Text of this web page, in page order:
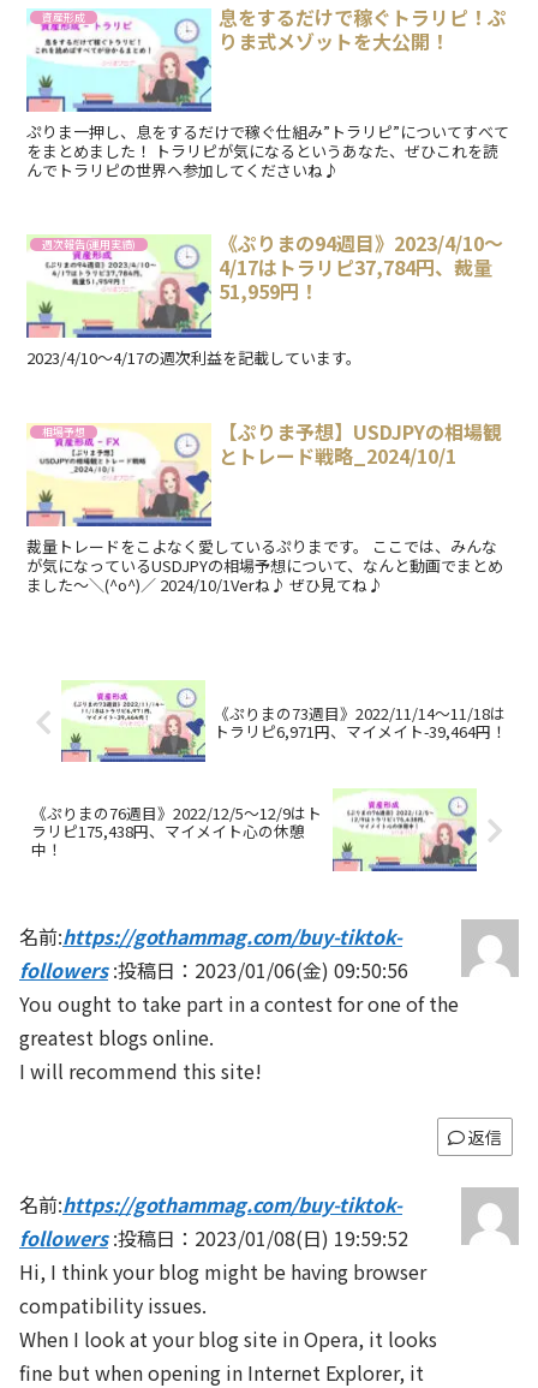
資産形成
息をするだけで稼ぐトラリピ！ぷ
りま式メゾットを大公開！
ぷりま一押し、息をするだけで稼ぐ仕組み”トラリピ”についてすべて
をまとめました！ トラリピが気になるというあなた、ぜひこれを読
んでトラリピの世界へ参加してくださいね♪
週次報告(運用実績)
《ぷりまの94週目》2023/4/10～
4/17はトラリピ37,784円、裁量
51,959円！
2023/4/10～4/17の週次利益を記載しています。
相場予想
【ぷりま予想】USDJPYの相場観
とトレード戦略_2024/10/1
裁量トレードをこよなく愛しているぷりまです。 ここでは、みんな
が気になっているUSDJPYの相場予想について、なんと動画でまとめ
ました～＼(^o^)／ 2024/10/1Verね♪ ぜひ見てね♪
《ぷりまの73週目》2022/11/14～11/18は
トラリピ6,971円、マイメイト-39,464円！
《ぷりまの76週目》2022/12/5～12/9はト
ラリピ175,438円、マイメイト心の休憩
中！
名前:https://gothammag.com/buy-tiktok-
followers:投稿日：2023/01/06(金) 09:50:56
You ought to take part in a contest for one of the
greatest blogs online.
I will recommend this site!
返信
名前:https://gothammag.com/buy-tiktok-
followers:投稿日：2023/01/08(日) 19:59:52
Hi, I think your blog might be having browser
compatibility issues.
When I look at your blog site in Opera, it looks
fine but when opening in Internet Explorer, it